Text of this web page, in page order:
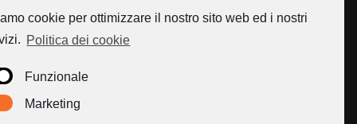
cookie per ottimizzare il nostro sito web ed i nostri
Politica dei cookie
Funzionale
Marketing